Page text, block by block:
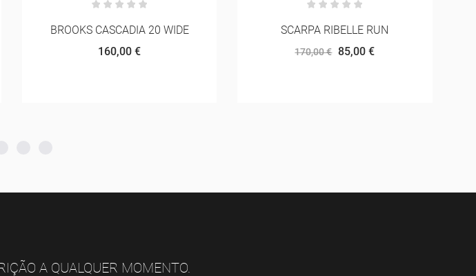
SCARPA RIBELLE RUN
170,00 € 85,00 €
ASICS FUJISPEED 4
180,00 € 108,00 €
A QUALQUER MOMENTO.